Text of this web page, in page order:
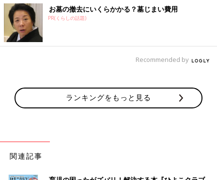
お墓の撤去にいくらかかる？墓じまい費用
PR(くらしの話題)
Recommended by
ランキングをもっと見る
関連記事